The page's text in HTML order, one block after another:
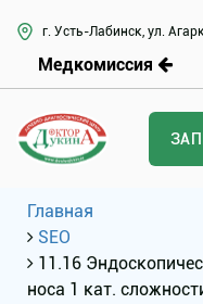
г. Усть-Лабинск, ул.
Медкомиссия
Главная
SEO
11.16
носа 1 кат.